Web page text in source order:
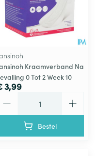
Kraamverband Na
0 Tot 2 Week 10
3,99
Bestel